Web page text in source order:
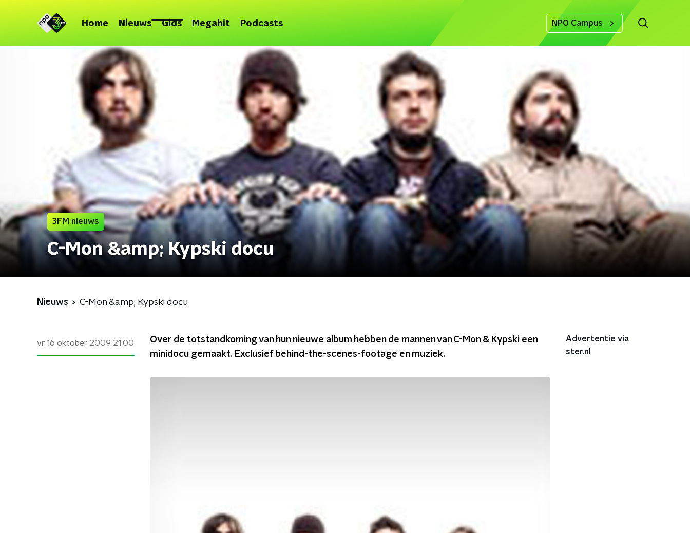
Home Nieuws Gids Megahit Podcasts NPO Campus
3FM nieuws
C-Mon &amp; Kypski docu
Nieuws C-Mon &amp; Kypski docu
vr 16 oktober 2009 21:00
Over de totstandkoming van hun nieuwe album hebben de mannen van C-Mon & Kypski een
minidocu gemaakt. Exclusief behind-the-scenes-footage en muziek.
Advertentie via
ster.nl